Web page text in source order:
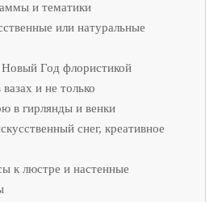
и тематики
или натуральные
Год флористикой
и не только
в гирлянды и венки
снег, креативное
к люстре и настенные